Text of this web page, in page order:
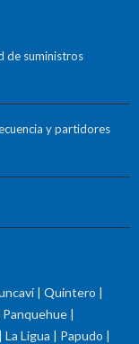
de suministros
y partidores
| Quintero |
|
Ligua | Papudo |